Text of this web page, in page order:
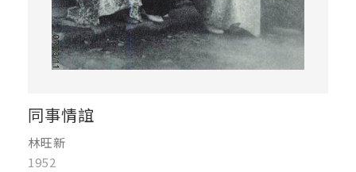
同事情誼
林旺新
1952